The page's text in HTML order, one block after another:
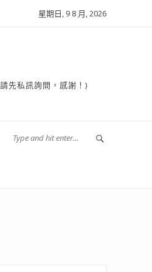
星期日, 9 8 月, 2026
先私訊詢問，感謝！)